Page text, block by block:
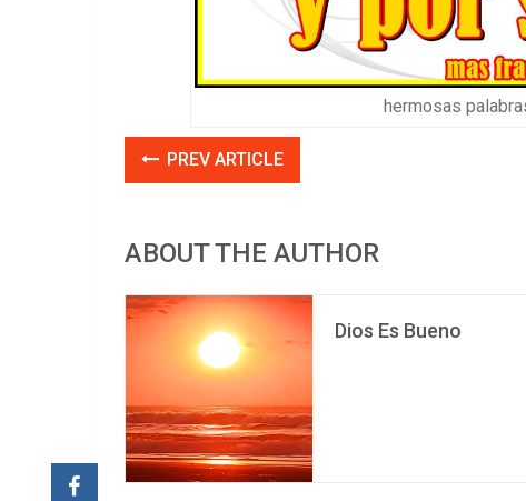
hermosas
PREV ARTICLE
ABOUT THE AUTHOR
Dios Es Bueno